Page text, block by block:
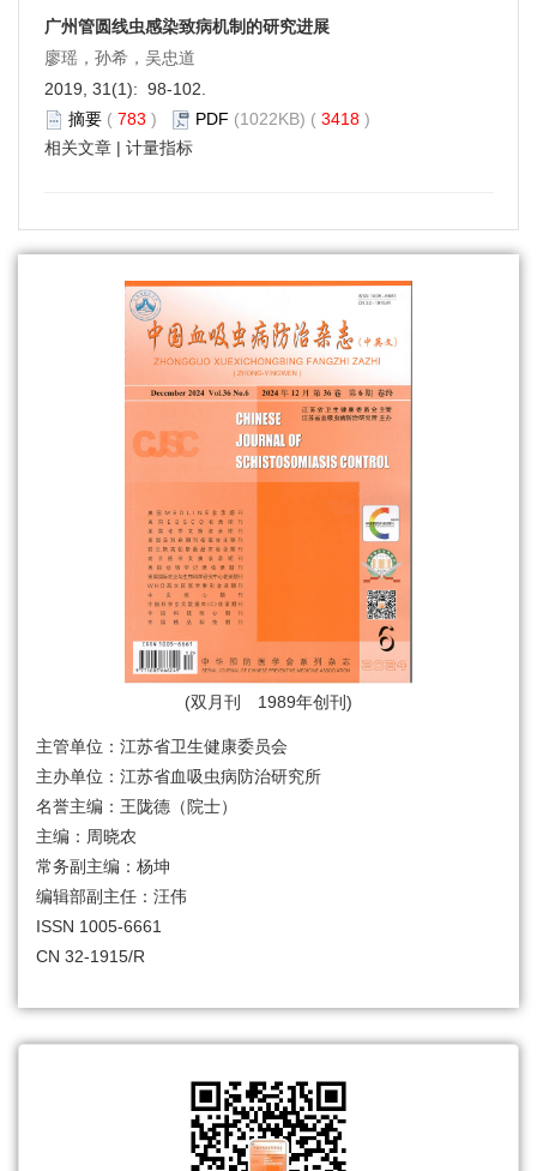
广州管圆线虫感染致病机制的研究进展
廖瑶，孙希，吴忠道
2019, 31(1): 98-102.
摘要 ( 783 ) PDF (1022KB) ( 3418 )
相关文章 | 计量指标
(双月刊 1989年创刊)
主管单位：江苏省卫生健康委员会
主办单位：江苏省血吸虫病防治研究所
名誉主编：王陇德（院士）
主编：周晓农
常务副主编：杨坤
编辑部副主任：汪伟
ISSN 1005-6661
CN 32-1915/R